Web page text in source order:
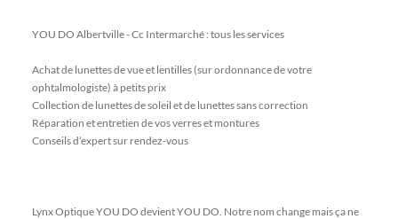
YOU DO Albertville - Cc Intermarché : tous les services
Achat de lunettes de vue et lentilles (sur ordonnance de votre
ophtalmologiste) à petits prix
Collection de lunettes de soleil et de lunettes sans correction
Réparation et entretien de vos verres et montures
Conseils d’expert sur rendez-vous
Lynx Optique YOU DO devient YOU DO. Notre nom change mais ça ne